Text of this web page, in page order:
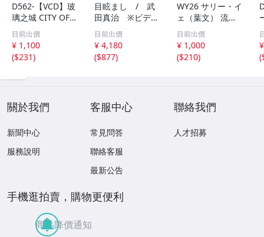
D562-【VCD】玻
璃之城 CITY OF G
LASS 舒淇 黎
明 海外盤 ２枚
組
目前出價
¥ 1,100
($231)
目眩まし / 武
田真治 ※ビデオ
CD /Panasonic
目前出價
¥ 4,180
($877)
WY26 サリー・イ
ェ（葉文） 流金
月 VCD ビデオCD
目前出價
¥ 1,000
($210)
(
關於我們
新聞中心
服務說明
客服中心
常見問答
聯絡客服
最新公告
聯絡我們
人才招募
手機逛拍賣，購物更便利
商品降價通知